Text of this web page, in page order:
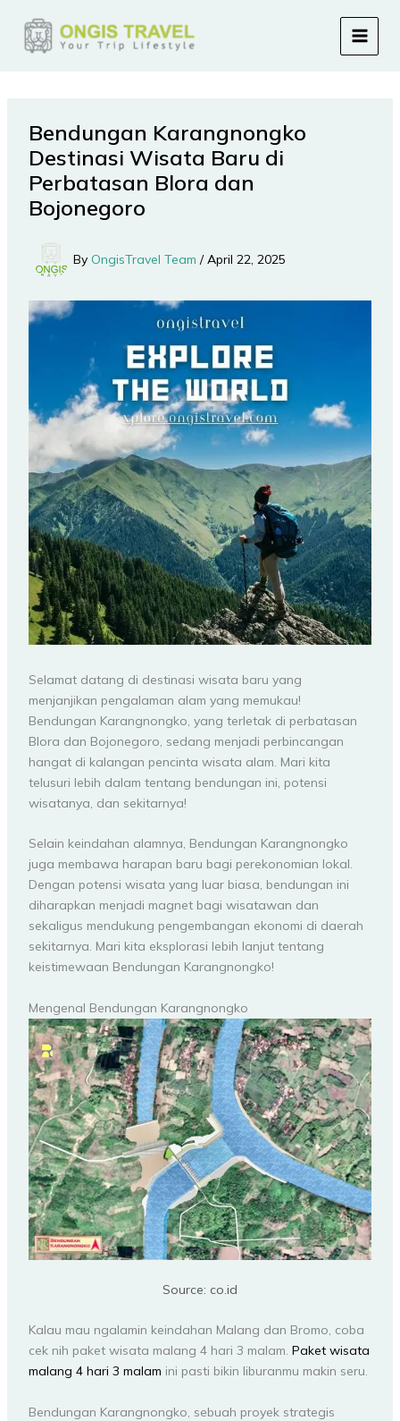
content
Bendungan Karangnongko
Destinasi Wisata Baru di
Perbatasan Blora dan
Bojonegoro
By OngisTravel Team /April 22, 2025
Selamat datang di destinasi wisata baru yang
menjanjikan pengalaman alam yang memukau!
Bendungan Karangnongko, yang terletak di perbatasan
Blora dan Bojonegoro, sedang menjadi perbincangan
hangat di kalangan pencinta wisata alam. Mari kita
telusuri lebih dalam tentang bendungan ini, potensi
wisatanya, dan sekitarnya!
Selain keindahan alamnya, Bendungan Karangnongko
juga membawa harapan baru bagi perekonomian lokal.
Dengan potensi wisata yang luar biasa, bendungan ini
diharapkan menjadi magnet bagi wisatawan dan
sekaligus mendukung pengembangan ekonomi di daerah
sekitarnya. Mari kita eksplorasi lebih lanjut tentang
keistimewaan Bendungan Karangnongko!
Mengenal Bendungan Karangnongko
Source: co.id
Kalau mau ngalamin keindahan Malang dan Bromo, coba
cek nih paket wisata malang 4 hari 3 malam. Paket wisata
malang 4 hari 3 malam ini pasti bikin liburanmu makin seru.
Bendungan Karangnongko, sebuah proyek strategis